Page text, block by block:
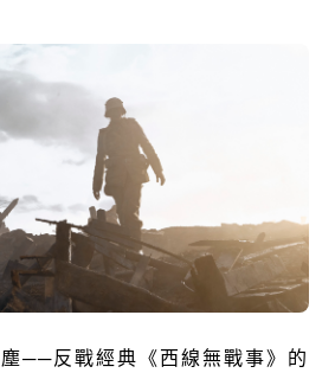
──反戰經典《西線無戰事》的